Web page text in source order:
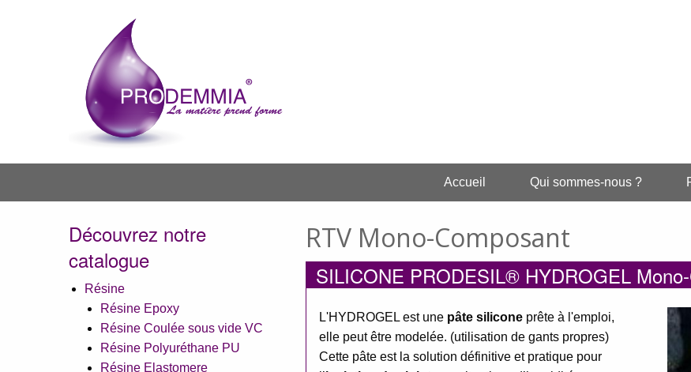
Accueil Qui sommes-nous ?
Découvrez notre
catalogue
Résine
Résine Epoxy
Résine Coulée sous vide VC
Résine Polyuréthane PU
Résine Elastomere
RTV Mono-Composant
SILICONE PRODESIL® HYDROGEL
L'HYDROGEL est une pâte silicone prête à l'emploi,
elle peut être modelée. (utilisation de gants propres)
Cette pâte est la solution définitive et pratique pour